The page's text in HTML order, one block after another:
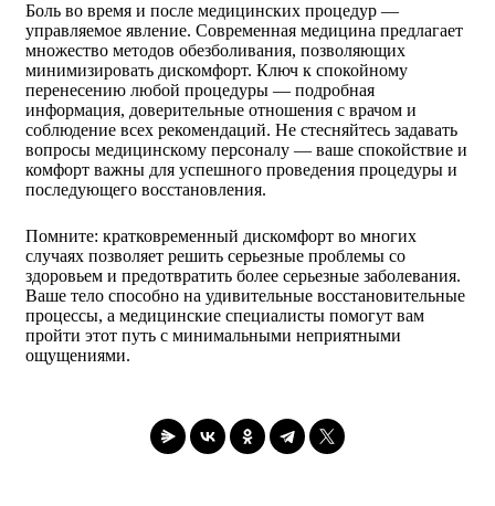
Боль во время и после медицинских процедур —
управляемое явление. Современная медицина предлагает
множество методов обезболивания, позволяющих
минимизировать дискомфорт. Ключ к спокойному
перенесению любой процедуры — подробная
информация, доверительные отношения с врачом и
соблюдение всех рекомендаций. Не стесняйтесь задавать
вопросы медицинскому персоналу — ваше спокойствие и
комфорт важны для успешного проведения процедуры и
последующего восстановления.
Помните: кратковременный дискомфорт во многих
случаях позволяет решить серьезные проблемы со
здоровьем и предотвратить более серьезные заболевания.
Ваше тело способно на удивительные восстановительные
процессы, а медицинские специалисты помогут вам
пройти этот путь с минимальными неприятными
ощущениями.